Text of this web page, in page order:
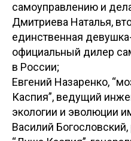
самоуправлению и
Дмитриева Наталья,
единственная
официальный дилер
в России;
Евгений Назаренко,
Каспия”, ведущий
экологии и эволюции
Василий